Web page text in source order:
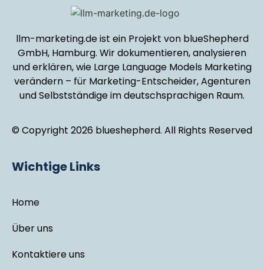
llm-marketing.de ist ein Projekt von blueShepherd
GmbH, Hamburg. Wir dokumentieren, analysieren
und erklären, wie Large Language Models Marketing
verändern – für Marketing-Entscheider, Agenturen
und Selbstständige im deutschsprachigen Raum.
© Copyright 2026 blueshepherd. All Rights Reserved
Wichtige Links
Home
Über uns
Kontaktiere uns